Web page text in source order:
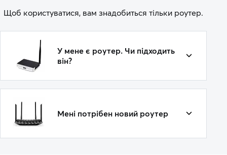
Щоб користуватися, вам знадобиться тільки роутер.
У мене є роутер. Чи підходить
він?
Мені потрібен новий роутер